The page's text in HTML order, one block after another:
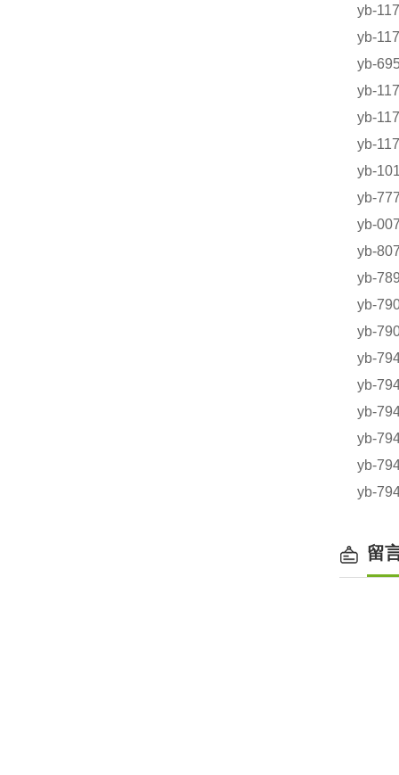
yb-
yb-
yb-
yb-
yb-
yb-
yb-
yb-
yb-
yb-
yb-
yb-
yb-
yb-
yb-
yb-
yb-
yb-
yb-
留